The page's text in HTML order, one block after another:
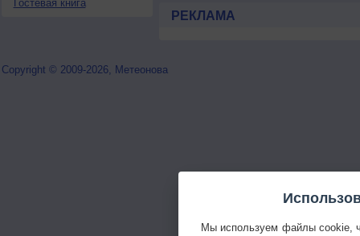
Гостевая книга
РЕКЛАМА
Copyright © 2009-2026, Метеонова
Мы используем файлы cookie,